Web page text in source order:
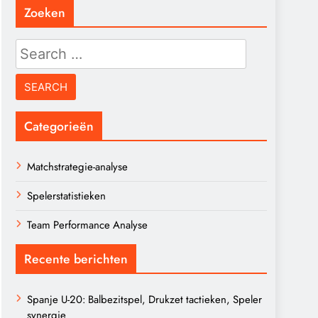
Zoeken
Search
for:
Categorieën
Matchstrategie-analyse
Spelerstatistieken
Team Performance Analyse
Recente berichten
Spanje U-20: Balbezitspel, Drukzet tactieken, Speler